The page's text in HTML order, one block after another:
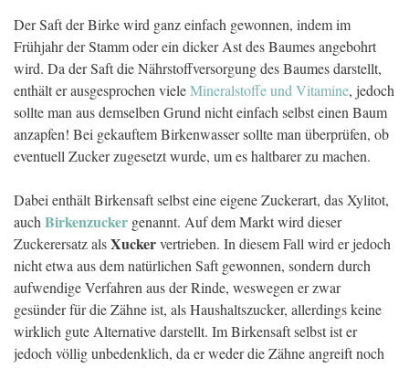
Der Saft der Birke wird ganz einfach gewonnen, indem im
Frühjahr der Stamm oder ein dicker Ast des Baumes angebohrt
wird. Da der Saft die Nährstoffversorgung des Baumes darstellt,
enthält er ausgesprochen vieleMineralstoffe und Vitamine, jedoch
sollte man aus demselben Grund nicht einfach selbst einen Baum
anzapfen! Bei gekauftem Birkenwasser sollte man überprüfen, ob
eventuell Zucker zugesetzt wurde, um es haltbarer zu machen.
Dabei enthält Birkensaft selbst eine eigene Zuckerart, das Xylitot,
auch Birkenzucker genannt. Auf dem Markt wird dieser
Zuckerersatz alsXuckervertrieben. In diesem Fall wird er jedoch
nicht etwa aus dem natürlichen Saft gewonnen, sondern durch
aufwendige Verfahren aus der Rinde, weswegen er zwar
gesünder für die Zähne ist, als Haushaltszucker, allerdings keine
wirklich gute Alternative darstellt. Im Birkensaft selbst ist er
jedoch völlig unbedenklich, da er weder die Zähne angreift noch